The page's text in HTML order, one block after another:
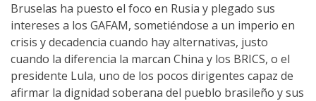
Bruselas ha puesto el foco en Rusia y plegado sus
intereses a los GAFAM, sometiéndose a un imperio en
crisis y decadencia cuando hay alternativas, justo
cuando la diferencia la marcan China y los BRICS, o el
presidente Lula, uno de los pocos dirigentes capaz de
afirmar la dignidad soberana del pueblo brasileño y sus